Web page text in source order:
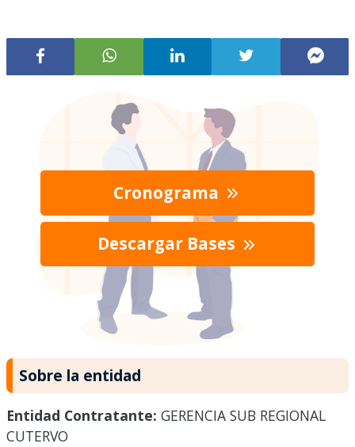
Cronograma
Descargar Bases
Sobre la entidad
Entidad Contratante: GERENCIA SUB REGIONAL
CUTERVO